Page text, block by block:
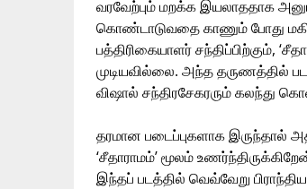
வரவேற்பும் மறக்க இயலாததாக
கொண்டாடுவதை காணும் போது
பத்திரிகையாளர் சந்திப்பிற்கும்,
முடியவில்லை. அந்த தருணத்தில்
விஷால் சந்திரசேகரரும் கலந்து
தரமான படைப்புகளாக
‘சீதாராமம்’ மூலம்
இந்தப் படத்தில் வெவ்வேறு